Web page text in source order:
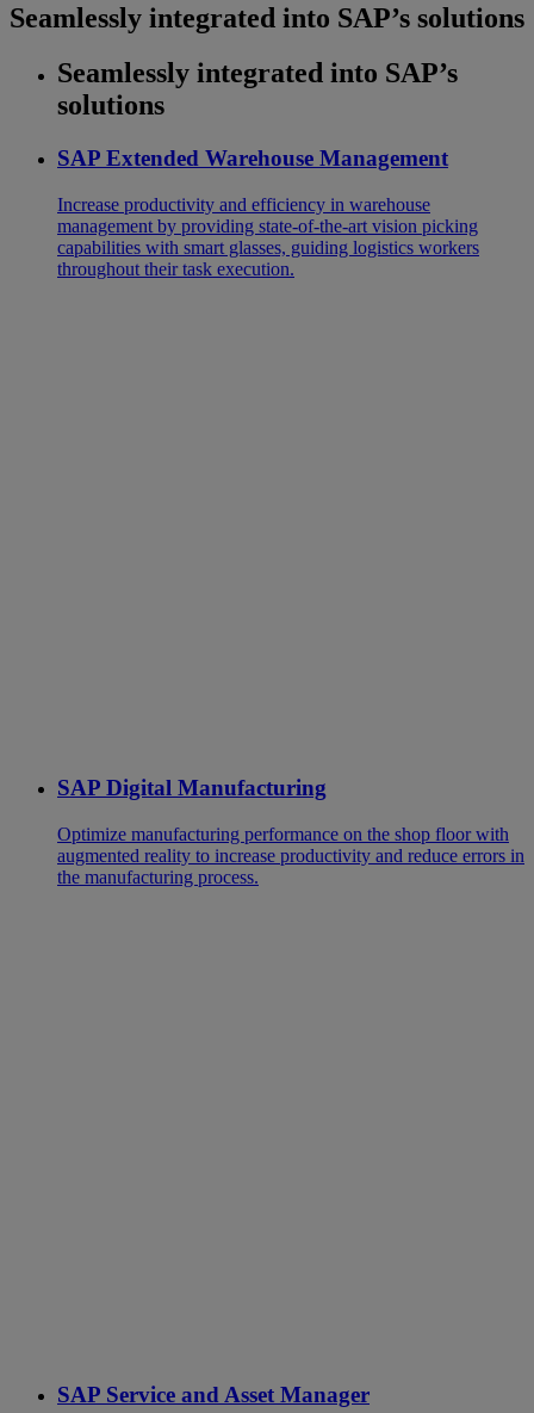
Seamlessly integrated into SAP’s solutions
Seamlessly integrated into SAP’s
solutions
SAP Extended Warehouse Management
Increase productivity and efficiency in warehouse
management by providing state-of-the-art vision picking
capabilities with smart glasses, guiding logistics workers
throughout their task execution.
SAP Digital Manufacturing
Optimize manufacturing performance on the shop floor with
augmented reality to increase productivity and reduce errors in
the manufacturing process.
SAP Service and Asset Manager